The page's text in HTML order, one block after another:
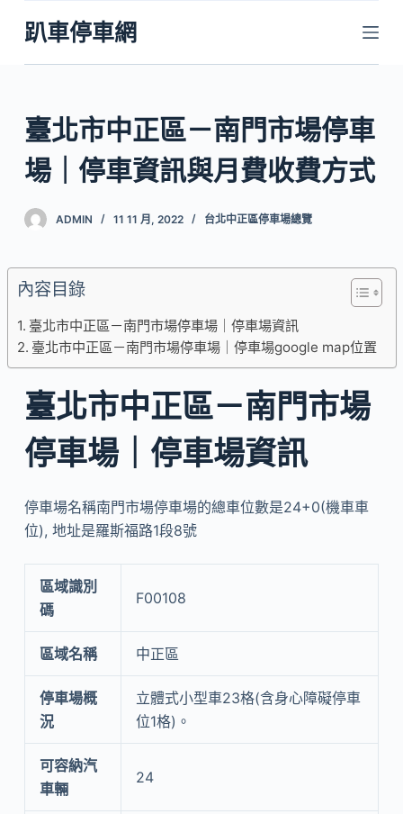
跳
至
主
內
容
趴車停車網
臺北市中正區－南門市場停車
場｜停車資訊與月費收費方式
ADMIN 11 11 月, 2022 台北中正區停車場總覽
內容目錄
臺北市中正區－南門市場停車場｜停車場資訊
臺北市中正區－南門市場停車場｜停車場google map位置
臺北市中正區－南門市場
停車場｜停車場資訊
停車場名稱南門市場停車場的總車位數是24+0(機車車
位), 地址是羅斯福路1段8號
區域識別
碼
F00108
區域名稱 中正區
停車場概
況
立體式小型車23格(含身心障礙停車
位1格)。
可容納汽
車輛
24